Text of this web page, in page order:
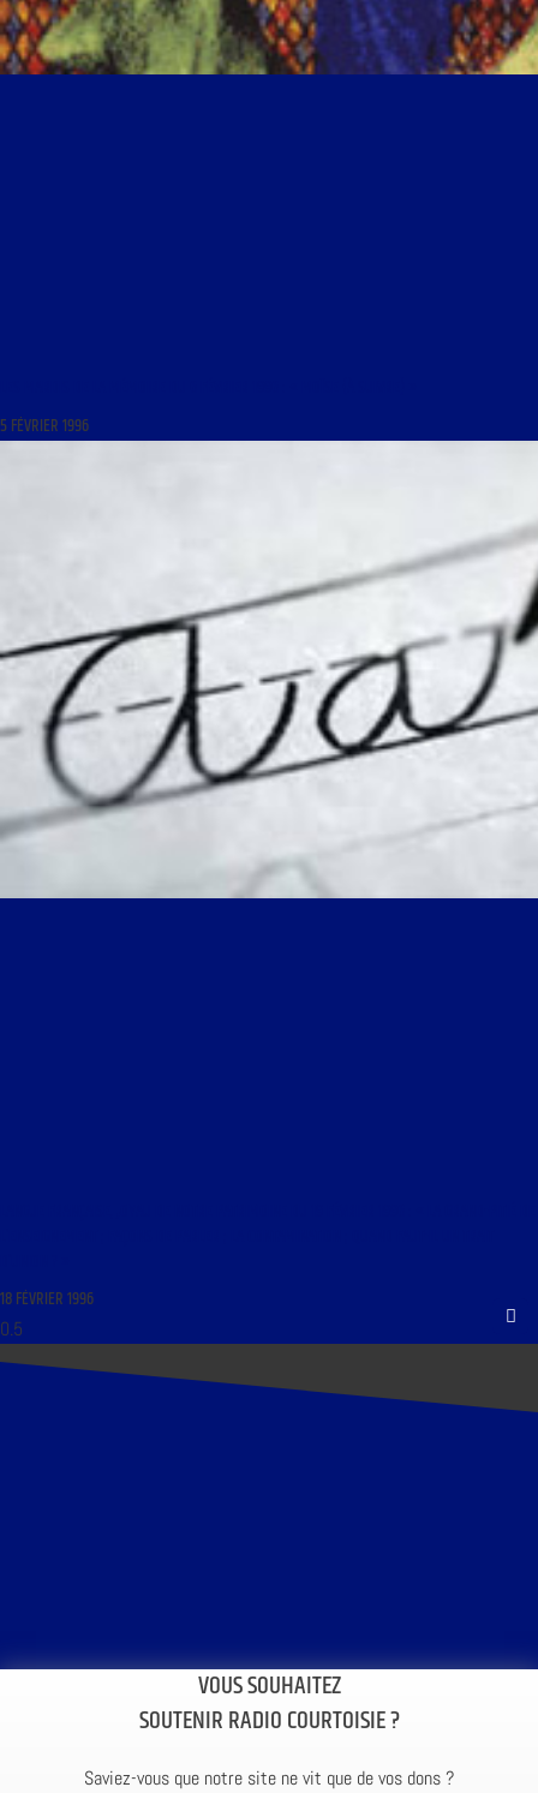
5 FÉVRIER 1996
18 FÉVRIER 1996
VOUS SOUHAITEZ
SOUTENIR RADIO COURTOISIE ?
Saviez-vous que notre site ne vit que de vos dons ?